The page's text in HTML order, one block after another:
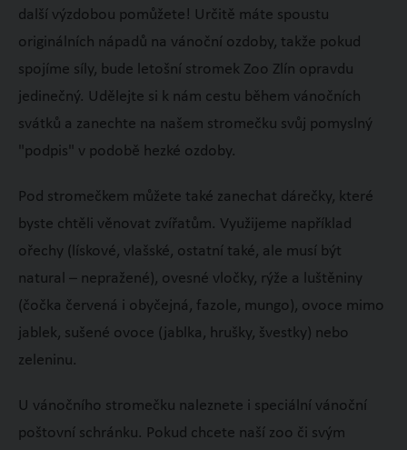
další výzdobou pomůžete! Určitě máte spoustu
originálních nápadů na vánoční ozdoby, takže pokud
spojíme síly, bude letošní stromek Zoo Zlín opravdu
jedinečný. Udělejte si k nám cestu během vánočních
svátků a zanechte na našem stromečku svůj pomyslný
"podpis" v podobě hezké ozdoby.
Pod stromečkem můžete také zanechat dárečky, které
byste chtěli věnovat zvířatům. Využijeme například
ořechy (lískové, vlašské, ostatní také, ale musí být
natural – nepražené), ovesné vločky, rýže a luštěniny
(čočka červená i obyčejná, fazole, mungo), ovoce mimo
jablek, sušené ovoce (jablka, hrušky, švestky) nebo
zeleninu.
U vánočního stromečku naleznete i speciální vánoční
poštovní schránku. Pokud chcete naší zoo či svým